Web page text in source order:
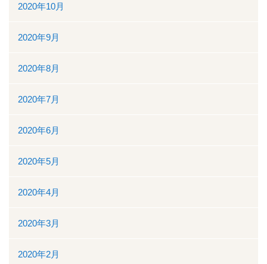
2020年10月
2020年9月
2020年8月
2020年7月
2020年6月
2020年5月
2020年4月
2020年3月
2020年2月